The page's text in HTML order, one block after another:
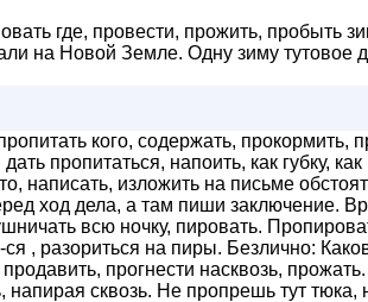
где, провести, прожить, пробыть
на Новой Земле. Одну зиму тутовое
кого, содержать, прокормить,
пропитаться, напоить, как губку,
написать, изложить на письме
ход дела, а там пиши заключение.
всю ночку, пировать.
ся , разориться на пиры. Безлично:
прогнести насквозь,
напирая сквозь. Не пропрешь тут тюка,